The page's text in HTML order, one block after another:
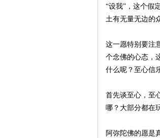
“设我”，这个假
土有无量无边的
这一愿特别要注
个念佛的心态，
什么呢？至心信
首先谈至心，至
哪？大部分都在
阿弥陀佛的愿是